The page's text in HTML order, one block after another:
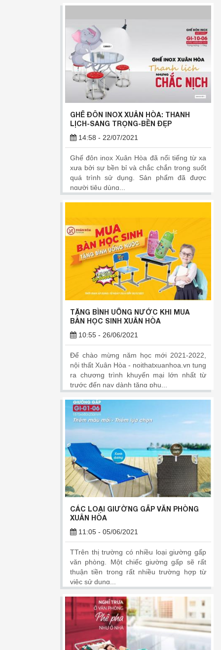
GHẾ ĐÔN INOX XUÂN HÒA: THANH
LỊCH-SANG TRỌNG-BỀN ĐẸP
14:58 - 22/07/2021
Ghế đôn inox Xuân Hòa đã nổi tiếng từ xa
xưa bởi sự bền bỉ và chắc chắn trong suốt
quá trình sử dụng. Sản phẩm đã được
người tiêu dùng...
TẶNG BÌNH UỐNG NƯỚC KHI MUA
BÀN HỌC SINH XUÂN HÒA
10:55 - 26/06/2021
Để chào mừng năm học mới 2021-2022,
nội thất Xuân Hòa - noithatxuanhoa.vn tung
ra chương trình khuyến mại lớn nhất từ
trước đến nay dành tặng phụ...
CÁC LOẠI GIƯỜNG GẤP VĂN PHÒNG
XUÂN HÒA
11:05 - 05/06/2021
TTrên thị trường có nhiều loại giường gấp
văn phòng. Một chiếc giường gấp sẽ rất
thuận tiền trong rất nhiều trường hợp từ
việc sử dụng...